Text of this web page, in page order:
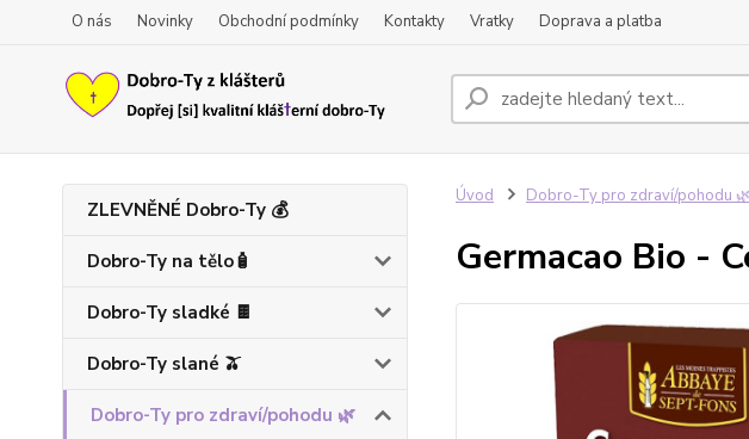
O nás Novinky Obchodní podmínky Kontakty Vratky Doprava a platba
ZLEVNĚNÉ Dobro-Ty 💰
Dobro-Ty na tělo🧴
Dobro-Ty sladké 🍫
Dobro-Ty slané 🫒
Dobro-Ty pro zdraví/pohodu 🌿
Úvod Dobro-Ty pro zdraví/pohodu 🌿
Germacao Bio -